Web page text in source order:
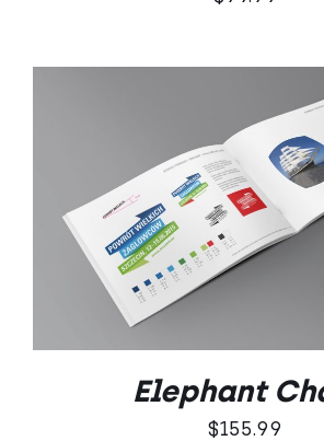
DODAJ DO KOSZYKA
SZCZEGÓŁY
Elephant
$155.99